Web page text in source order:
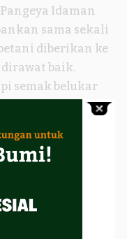
Idaman
sama sekali
diberikan ke
baik.
semak belukar
petani wajib
tak memberikan
yang sudah
petani.